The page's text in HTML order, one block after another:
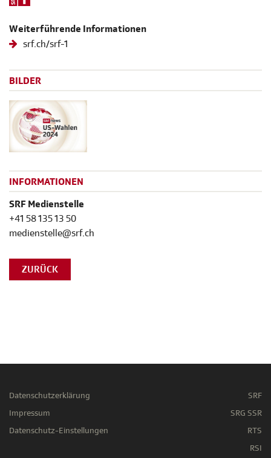
Weiterführende Informationen
srf.ch/srf-1
BILDER
INFORMATIONEN
SRF Medienstelle
+41 58 135 13 50
medienstelle@srf.ch
ZURÜCK
Datenschutzerklärung
Impressum
Datenschutz-Einstellungen
SRF
SRG SSR
RTS
RSI